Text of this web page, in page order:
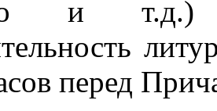
и т.д.)
перед